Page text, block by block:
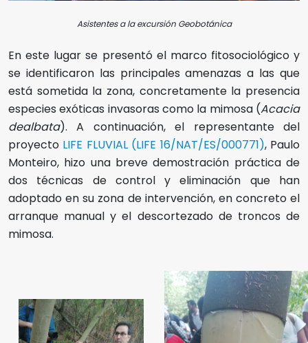
Asistentes a la excursión Geobotánica
En este lugar se presentó el marco fitosociológico y
se identificaron las principales amenazas a las que
está sometida la zona, concretamente la presencia
especies exóticas invasoras como la mimosa (Acacia
dealbata). A continuación, el representante del
proyecto LIFE FLUVIAL (LIFE 16/NAT/ES/000771), Paulo
Monteiro, hizo una breve demostración práctica de
dos técnicas de control y eliminación que han
adoptado en su zona de intervención, en concreto el
arranque manual y el descortezado de troncos de
mimosa.